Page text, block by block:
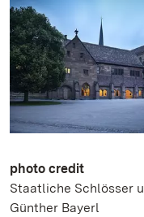
photo credit
Staatliche Schlösser
Günther Bayerl